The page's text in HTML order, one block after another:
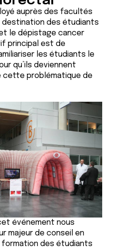
auprès des facultés
destination des étudiants
le dépistage cancer
principal est de
les étudiants le
qu’ils deviennent
cette problématique de
événement nous
majeur de conseil en
formation des étudiants